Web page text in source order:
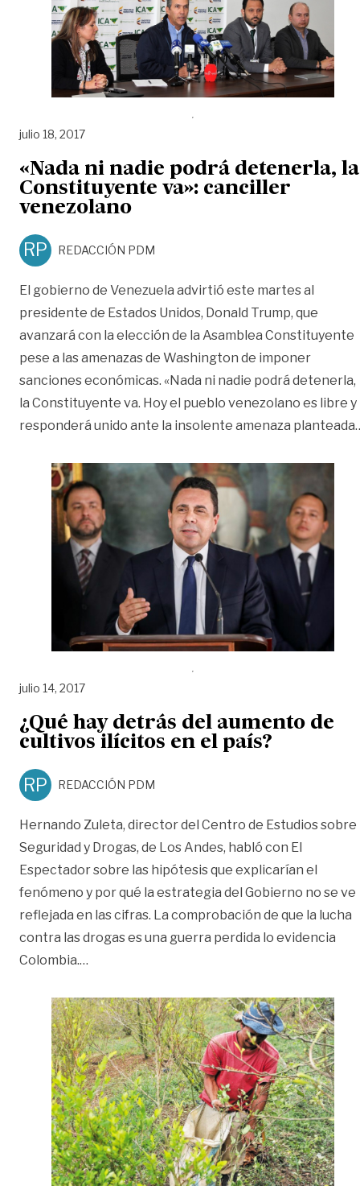
julio 18, 2017
«Nada ni nadie podrá detenerla, la
Constituyente va»: canciller
venezolano
RP REDACCIÓN PDM
El gobierno de Venezuela advirtió este martes al
presidente de Estados Unidos, Donald Trump, que
avanzará con la elección de la Asamblea Constituyente
pese a las amenazas de Washington de imponer
sanciones económicas. «Nada ni nadie podrá detenerla,
la Constituyente va. Hoy el pueblo venezolano es libre y
responderá unido ante la insolente amenaza planteada
julio 14, 2017
¿Qué hay detrás del aumento de
cultivos ilícitos en el país?
RP REDACCIÓN PDM
Hernando Zuleta, director del Centro de Estudios sobre
Seguridad y Drogas, de Los Andes, habló con El
Espectador sobre las hipótesis que explicarían el
fenómeno y por qué la estrategia del Gobierno no se ve
reflejada en las cifras. La comprobación de que la lucha
contra las drogas es una guerra perdida lo evidencia
Colombia.…